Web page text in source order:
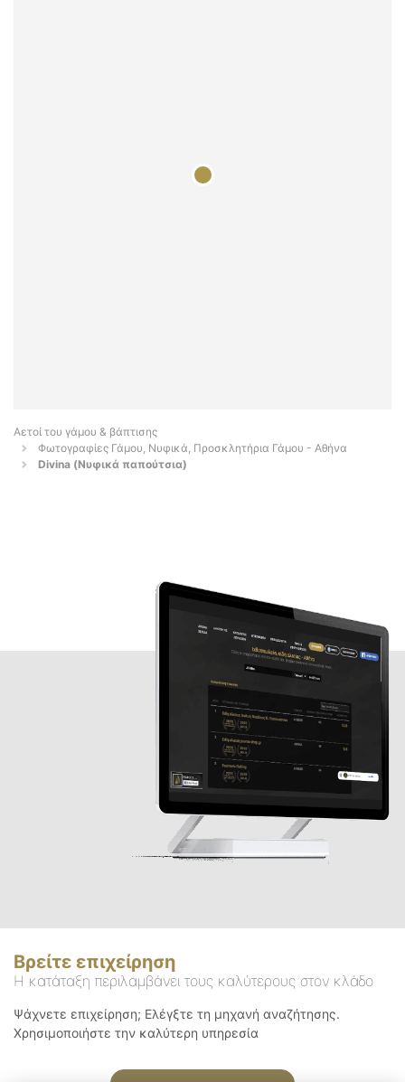
Αετοί του γάμου & βάπτισης
Φωτογραφίες Γάμου, Νυφικά, Προσκλητήρια Γάμου - Αθήνα
Divina (Νυφικά παπούτσια)
Βρείτε επιχείρηση
Η κατάταξη περιλαμβάνει τους καλύτερους στον κλάδο
Ψάχνετε επιχείρηση; Ελέγξτε τη μηχανή αναζήτησης.
Χρησιμοποιήστε την καλύτερη υπηρεσία